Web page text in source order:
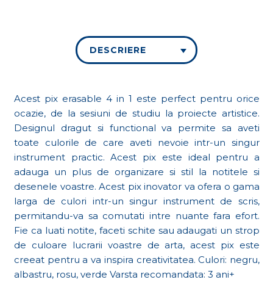
DESCRIERE
Acest pix erasable 4 in 1 este perfect pentru orice
ocazie, de la sesiuni de studiu la proiecte artistice.
Designul dragut si functional va permite sa aveti
toate culorile de care aveti nevoie intr-un singur
instrument practic. Acest pix este ideal pentru a
adauga un plus de organizare si stil la notitele si
desenele voastre. Acest pix inovator va ofera o gama
larga de culori intr-un singur instrument de scris,
permitandu-va sa comutati intre nuante fara efort.
Fie ca luati notite, faceti schite sau adaugati un strop
de culoare lucrarii voastre de arta, acest pix este
creeat pentru a va inspira creativitatea. Culori: negru,
albastru, rosu, verde Varsta recomandata: 3 ani+